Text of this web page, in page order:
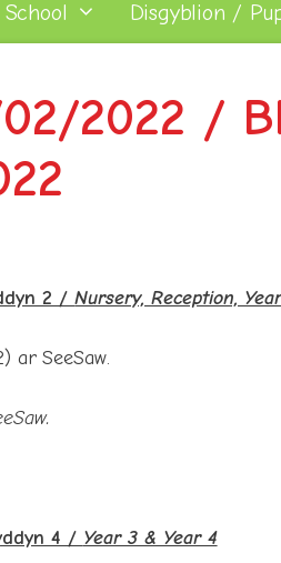
Disgyblion /
2022 /
2 /Nursery, Reception,
ar SeeSaw.
4 / Year 3 & Year 4